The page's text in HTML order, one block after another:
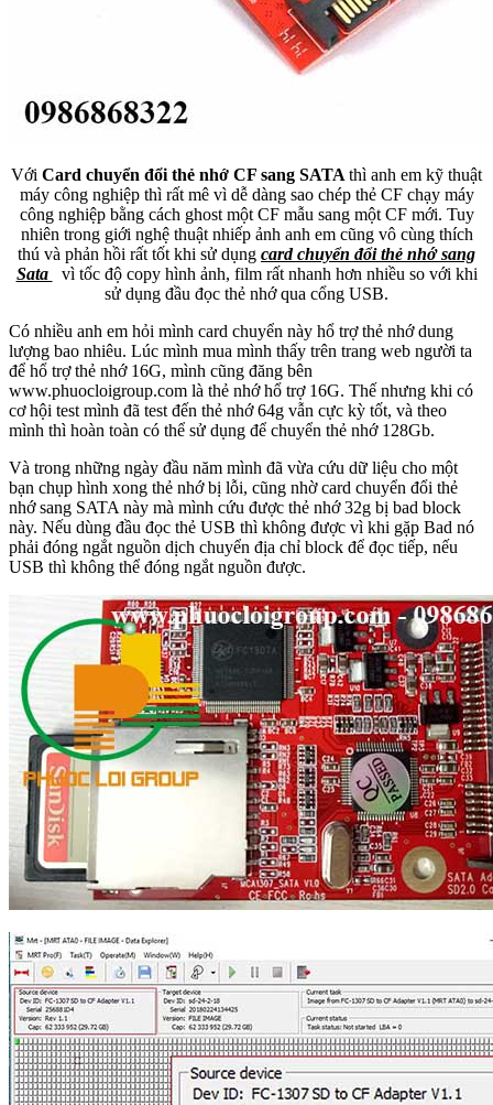
Với Card chuyển đổi thẻ nhớ CF sang SATA thì anh em kỹ thuật
máy công nghiệp thì rất mê vì dễ dàng sao chép thẻ CF chạy máy
công nghiệp bằng cách ghost một CF mẫu sang một CF mới. Tuy
nhiên trong giới nghệ thuật nhiếp ảnh anh em cũng vô cùng thích
thú và phản hồi rất tốt khi sử dụng card chuyển đổi thẻ nhớ sang
Sata
vì tốc độ copy hình ảnh, film rất nhanh hơn nhiều so với khi
sử dụng đầu đọc thẻ nhớ qua cổng USB.
Có nhiều anh em hỏi mình card chuyển này hổ trợ thẻ nhớ dung
lượng bao nhiêu. Lúc mình mua mình thấy trên trang web người ta
để hổ trợ thẻ nhớ 16G, mình cũng đăng bên
www.phuocloigroup.com là thẻ nhớ hổ trợ 16G. Thế nhưng khi có
cơ hội test mình đã test đến thẻ nhớ 64g vẫn cực kỳ tốt, và theo
mình thì hoàn toàn có thể sử dụng để chuyển thẻ nhớ 128Gb.
Và trong những ngày đầu năm mình đã vừa cứu dữ liệu cho một
bạn chụp hình xong thẻ nhớ bị lỗi, cũng nhờ card chuyển đổi thẻ
nhớ sang SATA này mà mình cứu được thẻ nhớ 32g bị bad block
này. Nếu dùng đầu đọc thẻ USB thì không được vì khi gặp Bad nó
phải đóng ngắt nguồn dịch chuyển địa chỉ block để đọc tiếp, nếu
USB thì không thể đóng ngắt nguồn được.